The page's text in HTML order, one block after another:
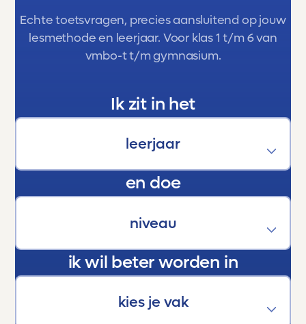
Echte toetsvragen, precies aansluitend op jouw
lesmethode en leerjaar. Voor klas 1 t/m 6 van
vmbo-t t/m gymnasium.
Ik zit in het
en doe
ik wil beter worden in